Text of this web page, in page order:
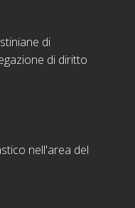
di
di diritto
nell'area del